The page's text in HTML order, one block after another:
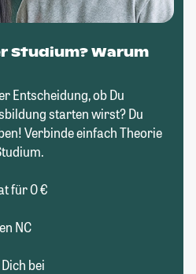
Studium? Warum
Entscheidung, ob Du
starten wirst? Du
Verbinde einfach Theorie
für 0 €
NC
bei